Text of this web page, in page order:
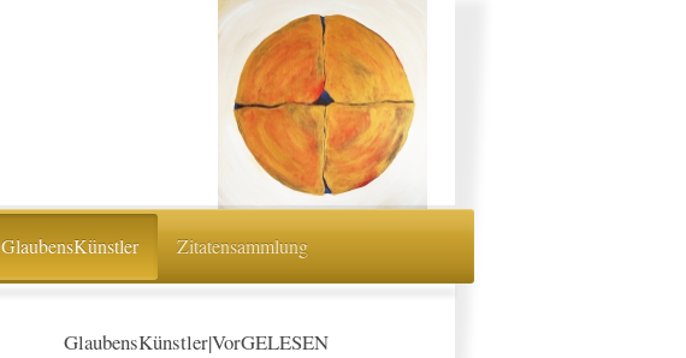
GlaubensKünstler Zitatensammlung
GlaubensKünstler|VorGELESEN